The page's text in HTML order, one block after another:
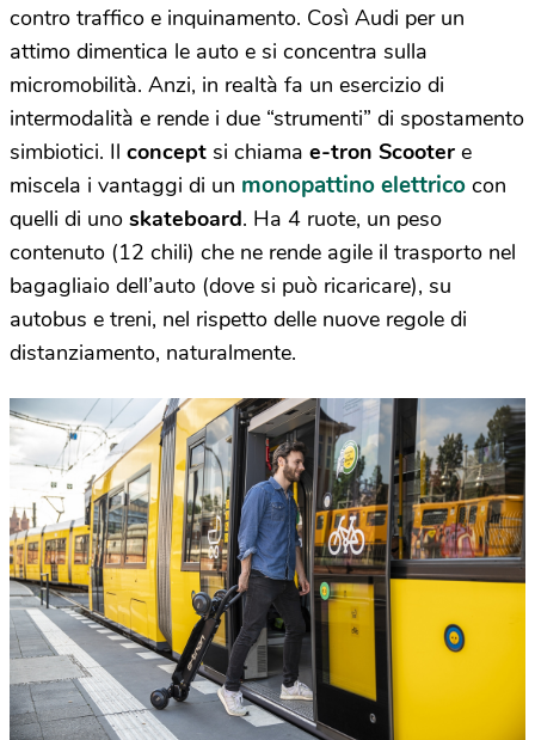
contro traffico e inquinamento. Così Audi per un
attimo dimentica le auto e si concentra sulla
micromobilità. Anzi, in realtà fa un esercizio di
intermodalità e rende i due “strumenti” di spostamento
simbiotici. Il concept si chiama e-tron Scooter e
miscela i vantaggi di un monopattino elettrico con
quelli di uno skateboard. Ha 4 ruote, un peso
contenuto (12 chili) che ne rende agile il trasporto nel
bagagliaio dell’auto (dove si può ricaricare), su
autobus e treni, nel rispetto delle nuove regole di
distanziamento, naturalmente.